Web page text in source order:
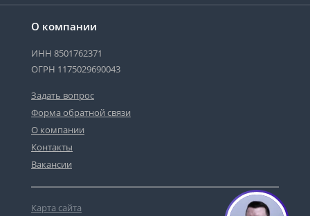
О компании
ИНН 8501762371
ОГРН 1175029690043
Задать вопрос
Форма обратной связи
О компании
Контакты
Вакансии
Карта сайта